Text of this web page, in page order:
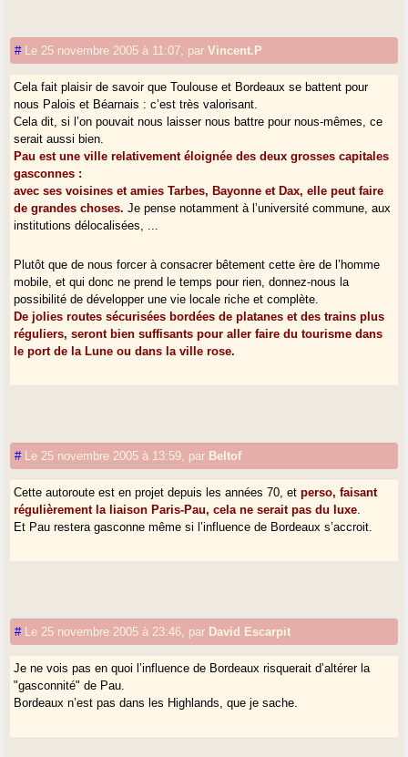
# Le 25 novembre 2005 à 11:07 parVincent.P
Cela fait plaisir de savoir que Toulouse et Bordeaux se battent pour
nous Palois et Béarnais : c’est très valorisant.
Cela dit, si l’on pouvait nous laisser nous battre pour nous-mêmes, ce
serait aussi bien.
Pau est une ville relativement éloignée des deux grosses capitales
gasconnes :
avec ses voisines et amies Tarbes, Bayonne et Dax, elle peut faire
de grandes choses. Je pense notamment à l’université commune, aux
institutions délocalisées, ...
Plutôt que de nous forcer à consacrer bêtement cette ère de l’homme
mobile, et qui donc ne prend le temps pour rien, donnez-nous la
possibilité de développer une vie locale riche et complète.
De jolies routes sécurisées bordées de platanes et des trains plus
réguliers, seront bien suffisants pour aller faire du tourisme dans
le port de la Lune ou dans la ville rose.
# Le 25 novembre 2005 à 13:59 par Beltof
Cette autoroute est en projet depuis les années 70, etperso, faisant
régulièrement la liaison Paris-Pau, cela ne serait pas du luxe
Et Pau restera gasconne même si l’influence de Bordeaux s’accroit.
# Le 25 novembre 2005 à 23:46 par David Escarpit
Je ne vois pas en quoi l’influence de Bordeaux risquerait d’altérer la
"gasconnité" de Pau.
Bordeaux n’est pas dans les Highlands, que je sache.